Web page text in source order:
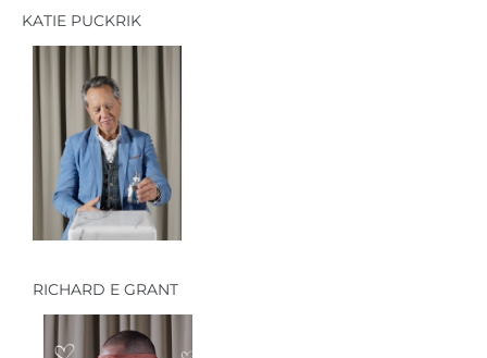
KATIE PUCKRIK
RICHARD E GRANT